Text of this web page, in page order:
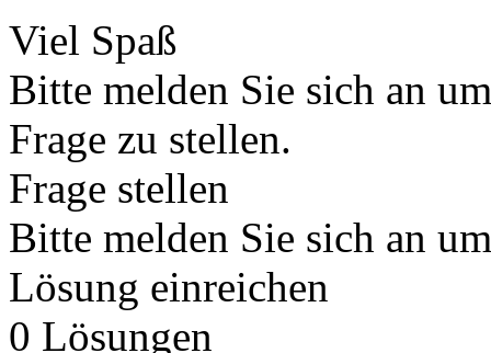
Viel Spaß
Bitte melden Sie sich an
Frage zu stellen.
Frage stellen
Bitte melden Sie sich an
Lösung einreichen
0 Lösungen